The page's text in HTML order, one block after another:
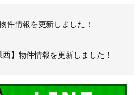
件情報を更新しました！
西】物件情報を更新しました！